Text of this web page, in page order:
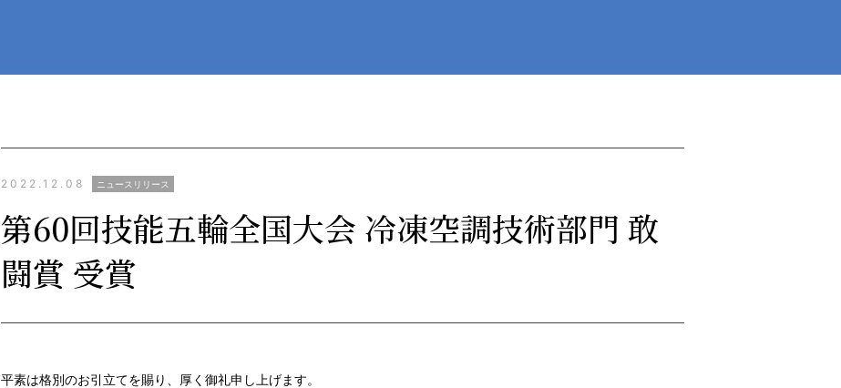
2022.12.08 ニュースリリース
第60回技能五輪全国大会 冷凍空調技術部門 敢
闘賞 受賞
平素は格別のお引立てを賜り、厚く御礼申し上げます。